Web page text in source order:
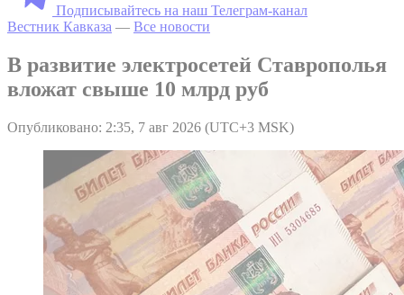
Подписывайтесь на наш Телеграм-канал
Вестник Кавказа — Все новости
В развитие электросетей Ставрополья
вложат свыше 10 млрд руб
Опубликовано: 2:35, 7 авг 2026 (UTC+3 MSK)